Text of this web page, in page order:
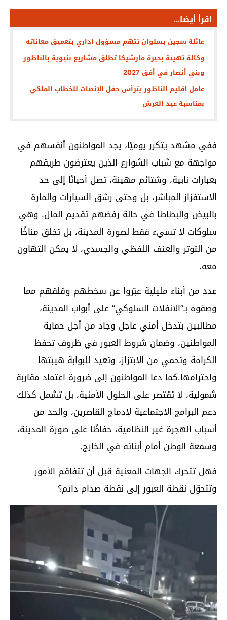
اقرأ أيضا...
عائلة سجين بسلوان تتهم مسؤول اداري بتعميق معاناته
وكالة تهيئة بحيرة مارشيكا تطلق مشاريع بنيوية بالناظور
وبني أنصار في أفق 2027
عامل إقليم الناظور يترأس حفل الإنصات للخطاب الملكي
بمناسبة عيد العرش
ففي مشهد يتكرر يوميًا، يجد المواطنون أنفسهم في
مواجهة مع شباب الشوارع الذين يعترضون طريقهم
بعبارات نابية، وشتائم مهينة، تصل أحيانًا إلى حد
الاستفزاز المباشر، بل وحتى رشق السيارات والمارة
بالبيض والبطاطا في حالة رفضهم تقديم المال. وهي
سلوكات لا تسيء فقط لصورة المدينة، بل تخلق مناخًا
من التوتر والعنف اللفظي والجسدي، لا يمكن التهاون
معه.
عدد من أبناء مليلية عبّروا عن سخطهم وقلقهم مما
وصفوه بـ”الانفلات السلوكي” على أبواب المدينة،
مطالبين بتدخل أمني عاجل وجاد من أجل حماية
المواطنين، وضمان شروط العبور في ظروف تحفظ
الكرامة وتحمي من الابتزاز، وتعيد للبوابة هيبتها
واحترامها.كما دعا المواطنون إلى ضرورة اعتماد مقاربة
شمولية، لا تقتصر على الحلول الأمنية، بل تشمل كذلك
دعم البرامج الاجتماعية لإدماج القاصرين، والحد من
أسباب الهجرة غير النظامية، حفاظًا على صورة المدينة،
وسمعة الوطن أمام أبنائه في الخارج.
فهل تتحرك الجهات المعنية قبل أن تتفاقم الأمور
وتتحوّل نقطة العبور إلى نقطة صدام دائم؟